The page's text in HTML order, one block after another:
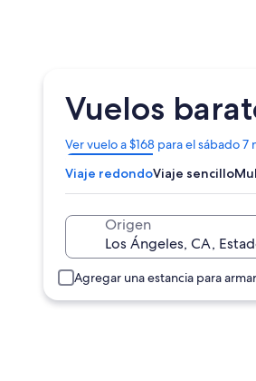
Vuelos
Ver vuelo a $168 para el sábado 7
Se
abrirá
en
una
ventana
Viaje redondoViaje sencillo
Origen
Agregar una estancia para